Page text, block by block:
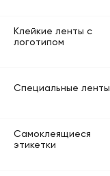
Клейкие ленты с
логотипом
Специальные ленты
Самоклеящиеся
этикетки